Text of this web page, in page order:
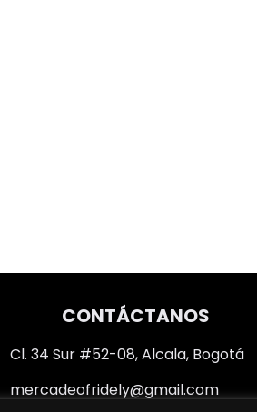
CONTÁCTANOS
Cl. 34 Sur #52-08, Alcala, Bogotá
mercadeofridely@gmail.com